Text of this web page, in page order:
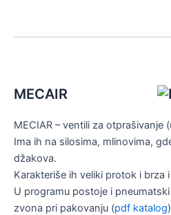
MECAIR
MECIAR – ventili za otprašivanje
Ima ih na silosima, mlinovima,
džakova.
Karakteriše ih veliki protok i brza
U programu postoje i
zvona pri pakovanju (pdf katalog)